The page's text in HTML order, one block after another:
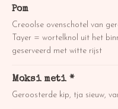
Pom
Creoolse ovenschotel van
Tayer = wortelknol uit het
geserveerd met witte rijst
Moksi meti *
Geroosterde kip, tja sieuw,